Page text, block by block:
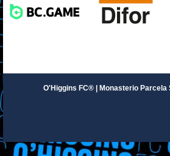
O'Higgins FC® | Monasterio Parcela